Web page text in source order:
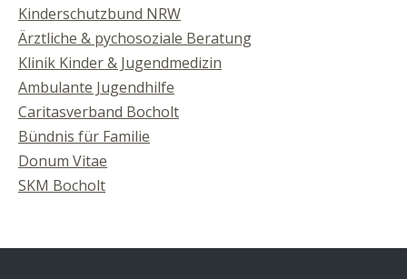
Kinderschutzbund NRW
Ärztliche & pychosoziale Beratung
Klinik Kinder & Jugendmedizin
Ambulante Jugendhilfe
Caritasverband Bocholt
Bündnis für Familie
Donum Vitae
SKM Bocholt